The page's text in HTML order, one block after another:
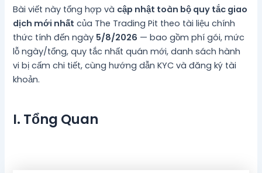
Bài viết này tổng hợp và cập nhật toàn bộ quy tắc giao
dịch mới nhất của The Trading Pit theo tài liệu chính
thức tính đến ngày 5/8/2026 — bao gồm phí gói, mức
lỗ ngày/tổng, quy tắc nhất quán mới, danh sách hành
vi bị cấm chi tiết, cùng hướng dẫn KYC và đăng ký tài
khoản.
I. Tổng Quan